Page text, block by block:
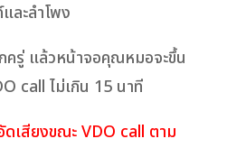
ละลำโพง
รู่ แล้วหน้าจอคุณหมอจะขึ้น
call ไม่เกิน 15 นาที
เสียงขณะ VDO call ตาม